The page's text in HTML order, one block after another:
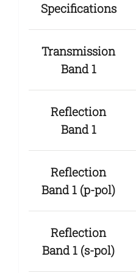
Specifications
Transmission
Band 1
Reflection
Band 1
Reflection
Band 1 (p-pol)
Reflection
Band 1 (s-pol)